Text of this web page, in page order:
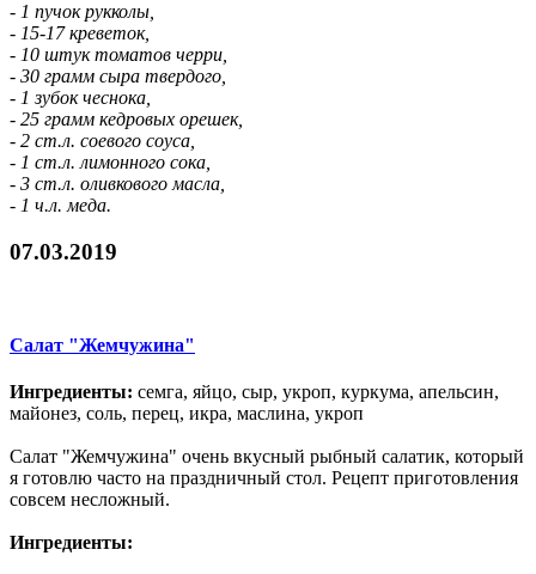
- 1 пучок рукколы,
- 15-17 креветок,
- 10 штук томатов черри,
- 30 грамм сыра твердого,
- 1 зубок чеснока,
- 25 грамм кедровых орешек,
- 2 ст.л. соевого соуса,
- 1 ст.л. лимонного сока,
- 3 ст.л. оливкового масла,
- 1 ч.л. меда.
07.03.2019
Салат "Жемчужина"
Ингредиенты: семга, яйцо, сыр, укроп, куркума, апельсин,
майонез, соль, перец, икра, маслина, укроп
Салат "Жемчужина" очень вкусный рыбный салатик, который
я готовлю часто на праздничный стол. Рецепт приготовления
совсем несложный.
Ингредиенты: